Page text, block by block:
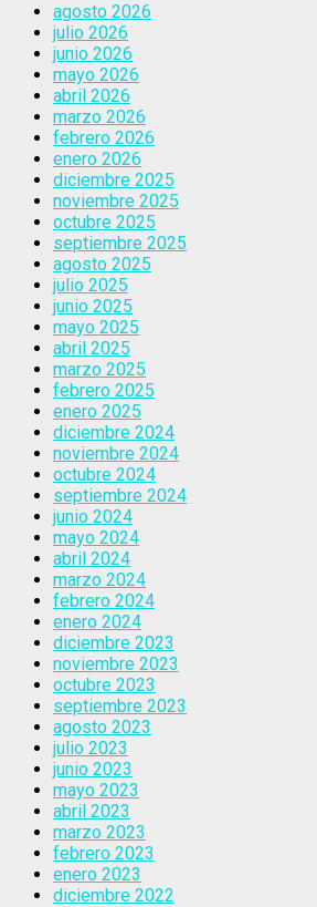
agosto 2026
julio 2026
junio 2026
mayo 2026
abril 2026
marzo 2026
febrero 2026
enero 2026
diciembre 2025
noviembre 2025
octubre 2025
septiembre 2025
agosto 2025
julio 2025
junio 2025
mayo 2025
abril 2025
marzo 2025
febrero 2025
enero 2025
diciembre 2024
noviembre 2024
octubre 2024
septiembre 2024
junio 2024
mayo 2024
abril 2024
marzo 2024
febrero 2024
enero 2024
diciembre 2023
noviembre 2023
octubre 2023
septiembre 2023
agosto 2023
julio 2023
junio 2023
mayo 2023
abril 2023
marzo 2023
febrero 2023
enero 2023
diciembre 2022